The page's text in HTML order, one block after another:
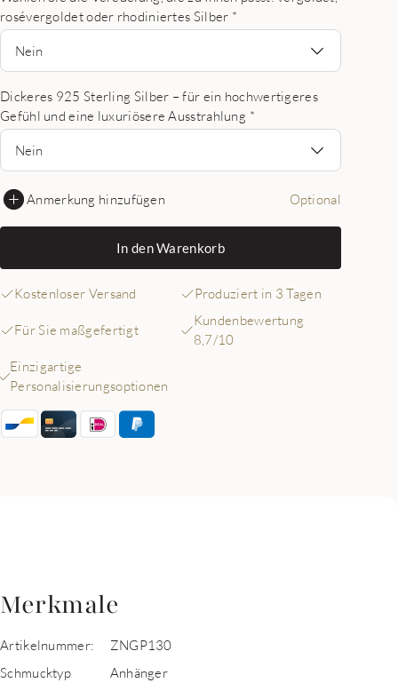
rosévergoldet oder rhodiniertes Silber *
Nein
Dickeres 925 Sterling Silber – für ein hochwertigeres
Gefühl und eine luxuriösere Ausstrahlung *
Nein
Anmerkung hinzufügen Optional
In den Warenkorb
Kostenloser Versand Produziert in 3 Tagen
Für Sie maßgefertigt
Kundenbewertung
8,7/10
Einzigartige
Personalisierungsoptionen
Merkmale
Artikelnummer:
ZNGP130
Schmucktyp
Anhänger